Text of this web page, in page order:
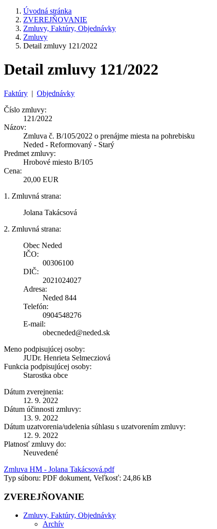
Úvodná stránka
ZVEREJŇOVANIE
Zmluvy, Faktúry, Objednávky
Zmluvy
Detail zmluvy 121/2022
Detail zmluvy 121/2022
Faktúry | Objednávky
Číslo zmluvy:
121/2022
Názov:
Zmluva č. B/105/2022 o prenájme miesta na pohrebisku
Neded - Reformovaný - Starý
Predmet zmluvy:
Hrobové miesto B/105
Cena:
20,00 EUR
1. Zmluvná strana:
Jolana Takácsová
2. Zmluvná strana:
Obec Neded
IČO:
00306100
DIČ:
2021024027
Adresa:
Neded 844
Telefón:
0904548276
E-mail:
obecneded@neded.sk
Meno podpisujúcej osoby:
JUDr. Henrieta Selmecziová
Funkcia podpisujúcej osoby:
Starostka obce
Dátum zverejnenia:
12. 9. 2022
Dátum účinnosti zmluvy:
13. 9. 2022
Dátum uzatvorenia/udelenia súhlasu s uzatvorením zmluvy:
12. 9. 2022
Platnosť zmluvy do:
Neuvedené
Zmluva HM - Jolana Takácsová.pdf
Typ súboru: PDF dokument, Veľkosť: 24,86 kB
ZVEREJŇOVANIE
Zmluvy, Faktúry, Objednávky
Archív